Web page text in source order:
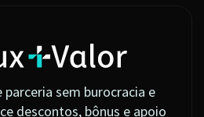
sem burocracia e
descontos, bônus e apoio